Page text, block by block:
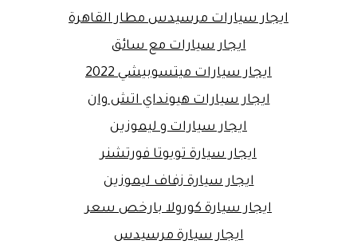
ايجار سيارات مرسيدس مطار القاهرة
ايجار سيارات مع سائق
ايجار سيارات ميتسوبيشي 2022
ايجار سيارات هيونداي اتش وان
ايجار سيارات و ليموزين
ايجار سيارة تويوتا فورتشنر
ايجار سيارة زفاف ليموزين
ايجار سيارة كورولا بارخص سعر
ايجار سيارة مرسيدس